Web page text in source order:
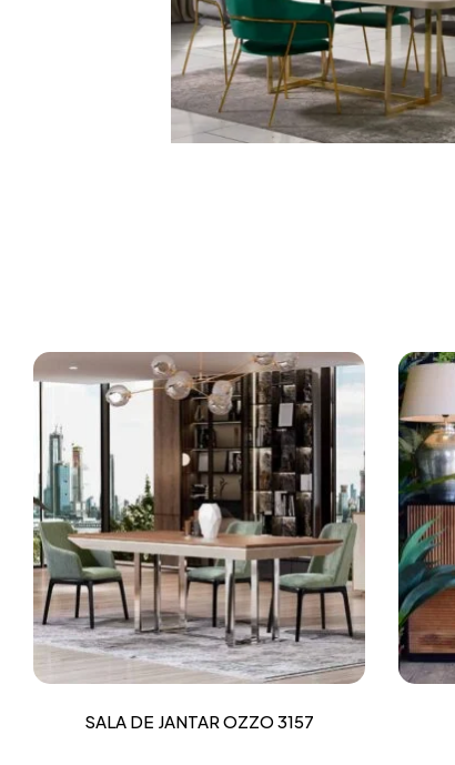
SALA DE JANTAR OZZO 3157